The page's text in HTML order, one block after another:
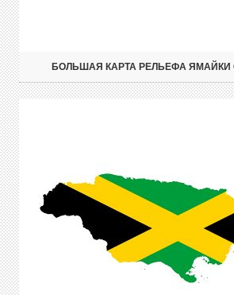
БОЛЬШАЯ КАРТА РЕЛЬЕФА ЯМАЙКИ